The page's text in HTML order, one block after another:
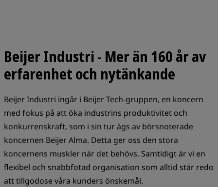
Beijer Industri - Mer än 160 år av
erfarenhet och nytänkande
Beijer Industri ingår i Beijer Tech-gruppen, en koncern
med fokus på att öka industrins produktivitet och
konkurrenskraft, som i sin tur ägs av börsnoterade
koncernen Beijer Alma. Detta ger oss den stora
koncernens muskler när det behövs. Samtidigt är vi en
flexibel och snabbfotad organisation som alltid står redo
att tillgodose våra kunders önskemål.